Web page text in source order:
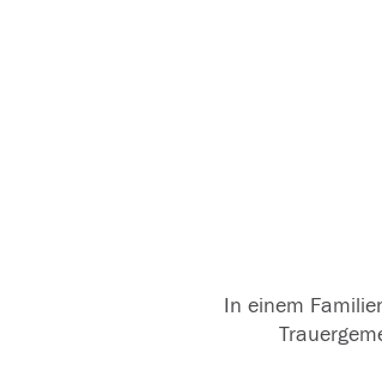
In einem